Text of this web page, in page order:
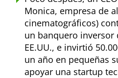
Monica, empresa de
cinematográficos)
un banquero inversor
EE.UU., e invirtió
un año en pequeñas
apoyar una startup